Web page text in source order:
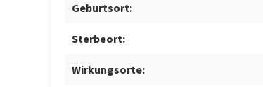
Geburtsort:
Sterbeort:
Wirkungsorte: